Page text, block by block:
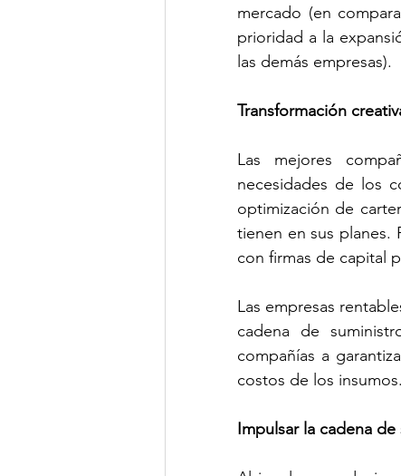
mercado (en
prioridad a la
las demás empresas).
Transformación
Las mejores
necesidades de los
optimización de
tienen en sus planes.
con firmas de capital
Las empresas
cadena de
compañías a
costos de los insumos.
Impulsar la cadena